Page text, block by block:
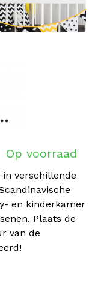
Op voorraad
verschillende
en kinderkamer
Plaats de
van de